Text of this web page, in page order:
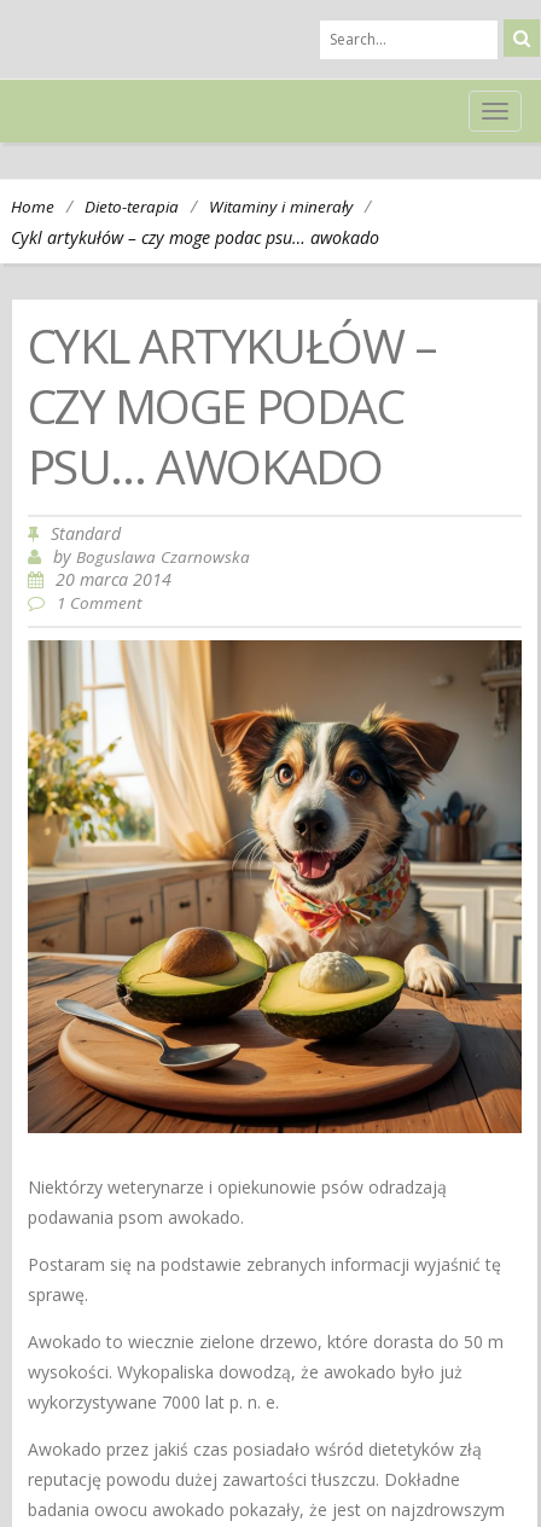
Home / Dieto-terapia / Witaminy i minerały /
Cykl artykułów – czy moge podac psu… awokado
CYKL ARTYKUŁÓW –
CZY MOGE PODAC
PSU… AWOKADO
Standard
byBoguslawa Czarnowska
20 marca 2014
1 Comment
Niektórzy weterynarze i opiekunowie psów odradzają
podawania psom awokado.
Postaram się na podstawie zebranych informacji wyjaśnić tę
sprawę.
Awokado to wiecznie zielone drzewo, które dorasta do 50 m
wysokości. Wykopaliska dowodzą, że awokado było już
wykorzystywane 7000 lat p. n. e.
Awokado przez jakiś czas posiadało wśród dietetyków złą
reputację powodu dużej zawartości tłuszczu. Dokładne
badania owocu awokado pokazały, że jest on najzdrowszym